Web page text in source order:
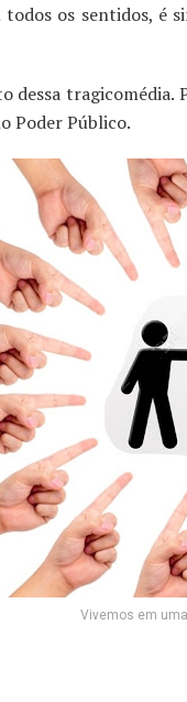
todos os sentidos, é
dessa
Poder Público.
Vivemos em